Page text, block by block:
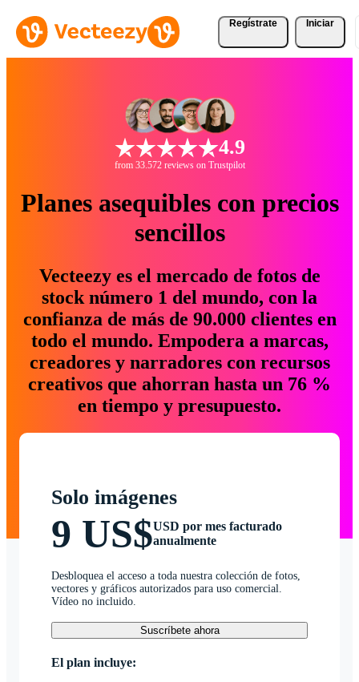
Regístrate Iniciar
4.9
from 33.572 reviews on Trustpilot
Planes asequibles con precios
sencillos
Vecteezy es el mercado de fotos de
stock número 1 del mundo, con la
confianza de más de 90.000 clientes en
todo el mundo. Empodera a marcas,
creadores y narradores con recursos
creativos que ahorran hasta un 76 %
en tiempo y presupuesto.
Solo imágenes
9 US$USD por mes facturado
anualmente
Desbloquea el acceso a toda nuestra colección de fotos,
vectores y gráficos autorizados para uso comercial.
Vídeo no incluido.
Suscríbete ahora
El plan incluye: